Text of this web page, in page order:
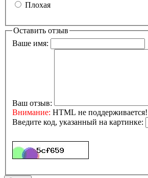
Плохая
Оставить отзыв
Ваше имя:
Ваш отзыв:
Внимание: HTML не
Введите код, указанный на картинке: